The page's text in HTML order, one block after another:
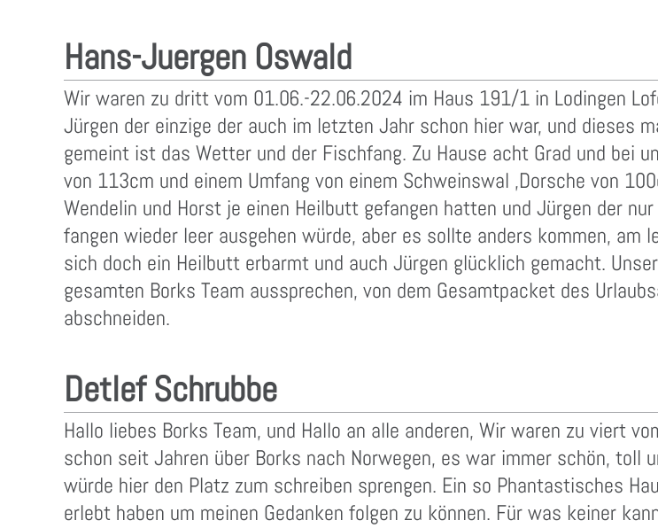
Hans-Juergen Oswald
Wir waren zu dritt vom 01.06.-22.06.2024 im Haus 191/1 in Lodingen
Jürgen der einzige der auch im letzten Jahr schon hier war, und dieses
gemeint ist das Wetter und der Fischfang. Zu Hause acht Grad und bei
von 113cm und einem Umfang von einem Schweinswal ,Dorsche von
Wendelin und Horst je einen Heilbutt gefangen hatten und Jürgen der
fangen wieder leer ausgehen würde, aber es sollte anders kommen, am
sich doch ein Heilbutt erbarmt und auch Jürgen glücklich gemacht.
gesamten Borks Team aussprechen, von dem Gesamtpacket des
abschneiden.
Detlef Schrubbe
Hallo liebes Borks Team, und Hallo an alle anderen, Wir waren zu viert
schon seit Jahren über Borks nach Norwegen, es war immer schön, toll
würde hier den Platz zum schreiben sprengen. Ein so Phantastisches
erlebt haben um meinen Gedanken folgen zu können. Für was keiner